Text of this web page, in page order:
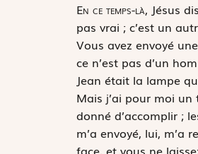
En ce temps-là, Jésus
pas vrai ; c’est un
Vous avez envoyé
ce n’est pas d’un
Jean était la lampe
Mais j’ai pour moi
donné d’accomplir ;
m’a envoyé, lui, m’a